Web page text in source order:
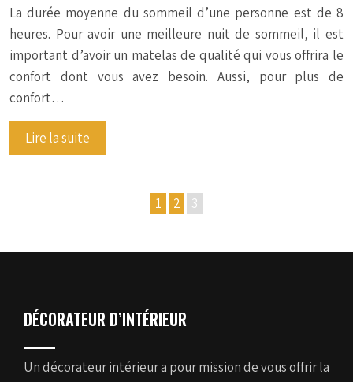
La durée moyenne du sommeil d’une personne est de 8
heures. Pour avoir une meilleure nuit de sommeil, il est
important d’avoir un matelas de qualité qui vous offrira le
confort dont vous avez besoin. Aussi, pour plus de
confort…
Lire la suite
1 2 3
DÉCORATEUR D’INTÉRIEUR
Un décorateur intérieur a pour mission de vous offrir la